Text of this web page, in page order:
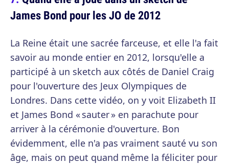
James Bond pour les JO de 2012
La Reine était une sacrée farceuse, et elle l'a fait
savoir au monde entier en 2012, lorsqu'elle a
participé à un sketch aux côtés de Daniel Craig
pour l'ouverture des Jeux Olympiques de
Londres. Dans cette vidéo, on y voit Elizabeth II
et James Bond « sauter » en parachute pour
arriver à la cérémonie d'ouverture. Bon
évidemment, elle n'a pas vraiment sauté vu son
âge, mais on peut quand même la féliciter pour